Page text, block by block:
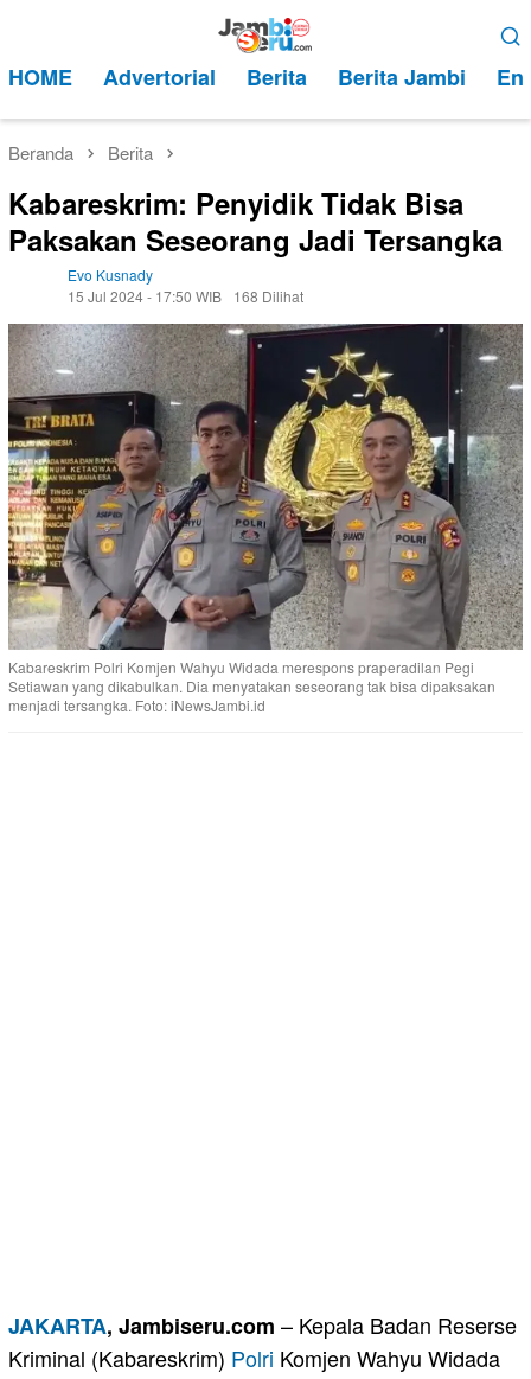
kontenMobile
HOME Advertorial Berita Berita Jambi
Beranda Berita
Kabareskrim: Penyidik Tidak Bisa
Paksakan Seseorang Jadi Tersangka
Evo Kusnady
15 Jul 2024 - 17:50 WIB
168 Dilihat
Kabareskrim Polri Komjen Wahyu Widada merespons praperadilan Pegi
Setiawan yang dikabulkan. Dia menyatakan seseorang tak bisa dipaksakan
menjadi tersangka. Foto: iNewsJambi.id
JAKARTA, Jambiseru.com – Kepala Badan Reserse
Kriminal (Kabareskrim) Polri Komjen Wahyu Widada